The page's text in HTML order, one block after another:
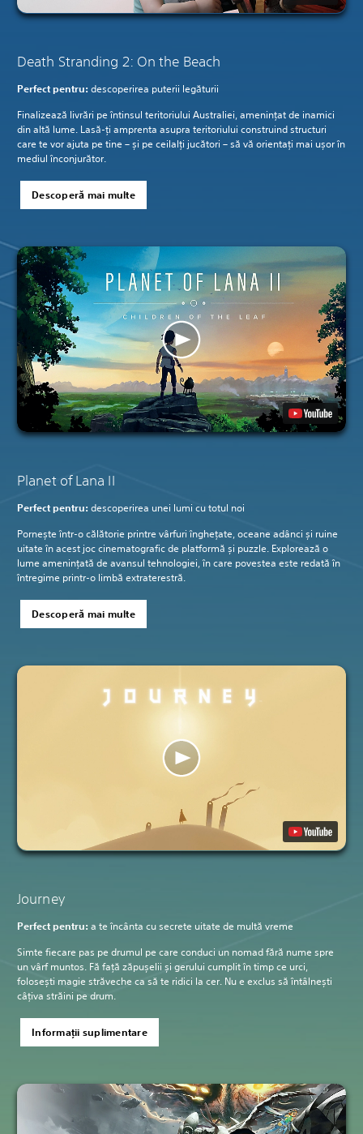
Death Stranding 2: On the Beach
Perfect pentru: descoperirea puterii legăturii
Finalizează livrări pe întinsul teritoriului Australiei, amenințat de inamici
din altă lume. Lasă-ți amprenta asupra teritoriului construind structuri
care te vor ajuta pe tine – și pe ceilalți jucători – să vă orientați mai ușor în
mediul înconjurător.
Descoperă mai multe
Planet of Lana II
Perfect pentru: descoperirea unei lumi cu totul noi
Pornește într-o călătorie printre vârfuri înghețate, oceane adânci și ruine
uitate în acest joc cinematografic de platformă și puzzle. Explorează o
lume amenințată de avansul tehnologiei, în care povestea este redată în
întregime printr-o limbă extraterestră.
Descoperă mai multe
Journey
Perfect pentru: a te încânta cu secrete uitate de multă vreme
Simte fiecare pas pe drumul pe care conduci un nomad fără nume spre
un vârf muntos. Fă față zăpușelii și gerului cumplit în timp ce urci,
folosești magie străveche ca să te ridici la cer. Nu e exclus să întâlnești
câțiva străini pe drum.
Informații suplimentare